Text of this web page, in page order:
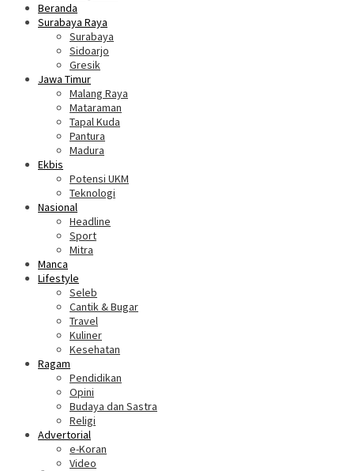
Beranda
Surabaya Raya
Surabaya
Sidoarjo
Gresik
Jawa Timur
Malang Raya
Mataraman
Tapal Kuda
Pantura
Madura
Ekbis
Potensi UKM
Teknologi
Nasional
Headline
Sport
Mitra
Manca
Lifestyle
Seleb
Cantik & Bugar
Travel
Kuliner
Kesehatan
Ragam
Pendidikan
Opini
Budaya dan Sastra
Religi
Advertorial
e-Koran
Video